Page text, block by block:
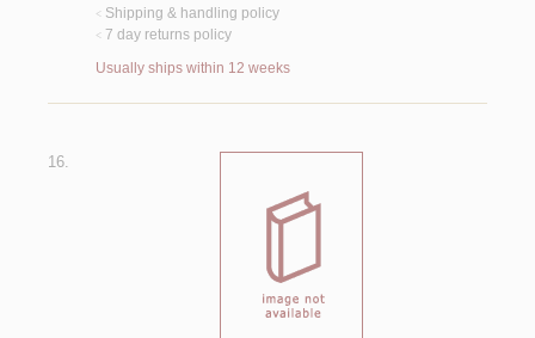
< Shipping & handling policy
< 7 day returns policy
Usually ships within 12 weeks
16.